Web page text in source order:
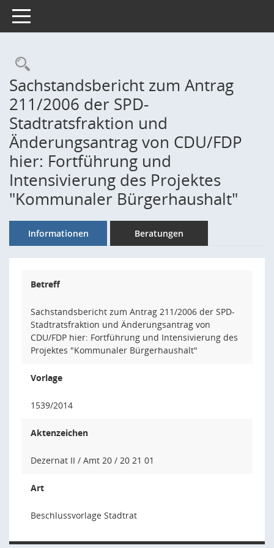
Toggle navigation
Rechercheauswahl
Sachstandsbericht zum Antrag
211/2006 der SPD-
Stadtratsfraktion und
Änderungsantrag von CDU/FDP
hier: Fortführung und
Intensivierung des Projektes
"Kommunaler Bürgerhaushalt"
Informationen Beratungen
Betreff
Sachstandsbericht zum Antrag 211/2006 der SPD-
Stadtratsfraktion und Änderungsantrag von
CDU/FDP hier: Fortführung und Intensivierung des
Projektes "Kommunaler Bürgerhaushalt"
Vorlage
1539/2014
Aktenzeichen
Dezernat II / Amt 20 / 20 21 01
Art
Beschlussvorlage Stadtrat